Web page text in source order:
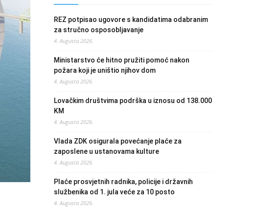
REZ potpisao ugovore s kandidatima odabranim
za stručno osposobljavanje
4. Augusta 2026.
Ministarstvo će hitno pružiti pomoć nakon
požara koji je uništio njihov dom
4. Augusta 2026.
Lovačkim društvima podrška u iznosu od 138.000
KM
4. Augusta 2026.
Vlada ZDK osigurala povećanje plaće za
zaposlene u ustanovama kulture
4. Augusta 2026.
Plaće prosvjetnih radnika, policije i državnih
službenika od 1. jula veće za 10 posto
4. Augusta 2026.